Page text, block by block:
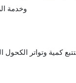
وخدمة
كمية وتواتر الكحول